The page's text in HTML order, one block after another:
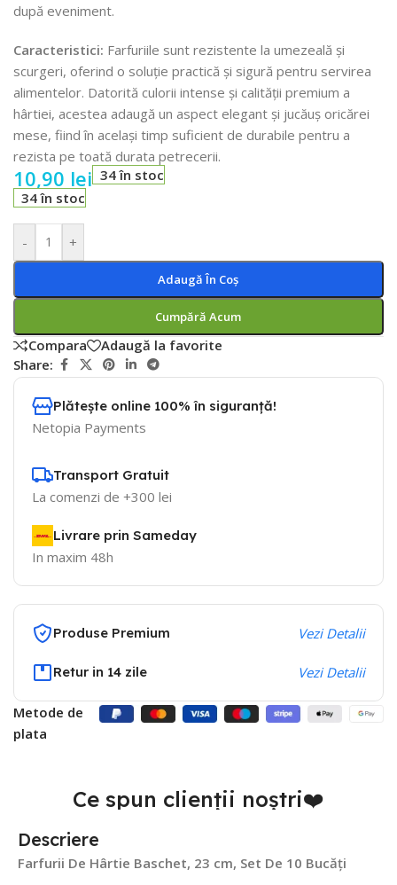
după eveniment.
Caracteristici: Farfuriile sunt rezistente la umezeală și
scurgeri, oferind o soluție practică și sigură pentru servirea
alimentelor. Datorită culorii intense și calității premium a
hârtiei, acestea adaugă un aspect elegant și jucăuș oricărei
mese, fiind în același timp suficient de durabile pentru a
rezista pe toată durata petrecerii.
10,90 lei 34 în stoc
34 în stoc
- +
Adaugă În Coș
Cumpără Acum
Compara
Adaugă la favorite
Share:
Plătește online 100% în siguranță!
Netopia Payments
Transport Gratuit
La comenzi de +300 lei
Livrare prin Sameday
In maxim 48h
Produse Premium Vezi Detalii
Retur in 14 zile Vezi Detalii
Metode de
plata
Ce spun clienții noștri❤️
Descriere
Farfurii De Hârtie Baschet, 23 cm, Set De 10 Bucăți